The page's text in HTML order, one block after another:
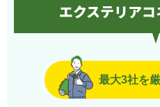
エクステリア
最大3社を